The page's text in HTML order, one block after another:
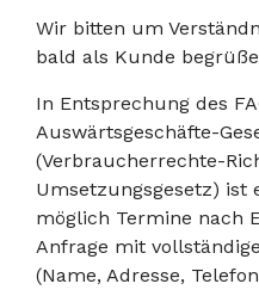
Wir bitten um
bald als Kunde
In Entsprechung des
Auswärtsgeschäfte-
(Verbraucherrechte-
Umsetzungsgesetz)
möglich Termine nach
Anfrage mit
(Name, Adresse,